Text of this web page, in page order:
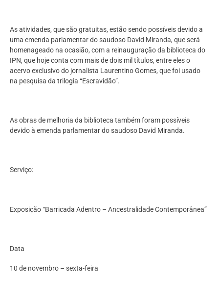
As atividades, que são gratuitas, estão sendo possíveis devido a
uma emenda parlamentar do saudoso David Miranda, que será
homenageado na ocasião, com a reinauguração da biblioteca do
IPN, que hoje conta com mais de dois mil títulos, entre eles o
acervo exclusivo do jornalista Laurentino Gomes, que foi usado
na pesquisa da trilogia “Escravidão”.
As obras de melhoria da biblioteca também foram possíveis
devido à emenda parlamentar do saudoso David Miranda.
Serviço:
Exposição “Barricada Adentro – Ancestralidade Contemporânea”
Data
10 de novembro – sexta-feira